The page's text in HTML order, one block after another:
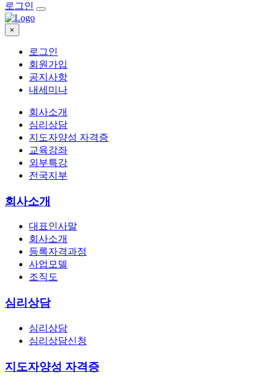
로그인
×
로그인
회원가입
공지사항
내세미나
회사소개
심리상담
지도자양성 자격증
교육강좌
외부특강
전국지부
회사소개
대표인사말
회사소개
등록자격과정
사업모델
조직도
심리상담
심리상담
심리상담신청
지도자양성 자격증